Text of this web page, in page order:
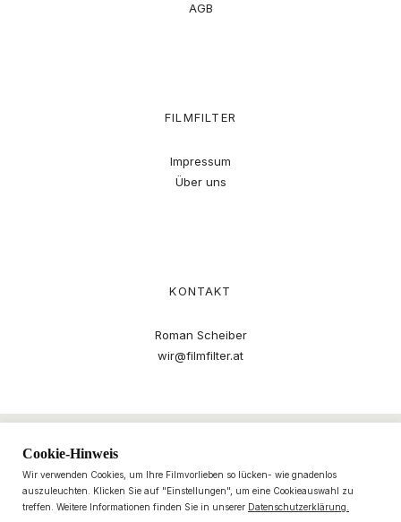
AGB
FILMFILTER
Impressum
Über uns
KONTAKT
Roman Scheiber
wir@filmfilter.at
Cookie-Hinweis
Wir verwenden Cookies, um Ihre Filmvorlieben so lücken- wie gnadenlos
auszuleuchten. Klicken Sie auf "Einstellungen", um eine Cookieauswahl zu
treffen. Weitere Informationen finden Sie in unserer Datenschutzerklärung.